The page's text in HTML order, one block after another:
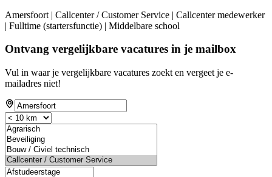
Amersfoort | Callcenter / Customer Service | Callcenter medewerker
| Fulltime (startersfunctie) | Middelbare school
Ontvang vergelijkbare vacatures in je mailbox
Vul in waar je vergelijkbare vacatures zoekt en vergeet je e-
mailadres niet!